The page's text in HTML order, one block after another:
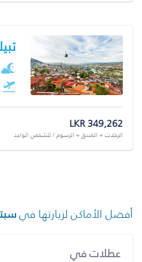
LKR 349,262
الرحلات + الفندق + الرسوم / للشخص الواحد
أفضل الأماكن لزيارتها في
عطلات في